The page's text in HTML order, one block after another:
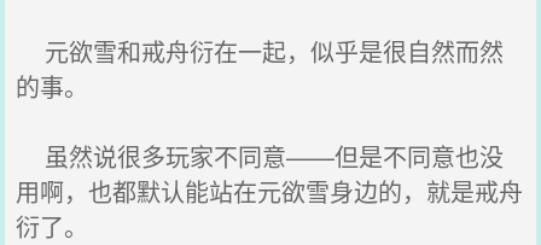
元欲雪和戒舟衍在一起，似乎是很自然而然
的事。
虽然说很多玩家不同意——但是不同意也没
用啊，也都默认能站在元欲雪身边的，就是戒舟
衍了。